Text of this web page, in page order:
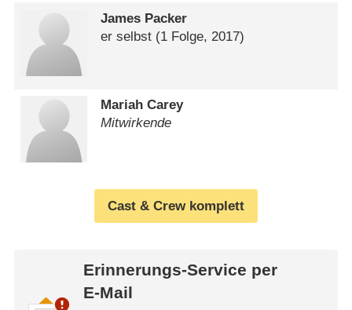
James Packer
er selbst (1 Folge, 2017)
Mariah Carey
Mitwirkende
Cast & Crew komplett
Erinnerungs-Service per
E-Mail